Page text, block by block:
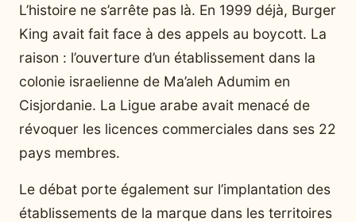
L’histoire ne s’arrête pas là. En 1999 déjà, Burger
King avait fait face à des appels au boycott. La
raison : l’ouverture d’un établissement dans la
colonie israelienne de Ma’aleh Adumim en
Cisjordanie. La Ligue arabe avait menacé de
révoquer les licences commerciales dans ses 22
pays membres.
Le débat porte également sur l’implantation des
établissements de la marque dans les territoires